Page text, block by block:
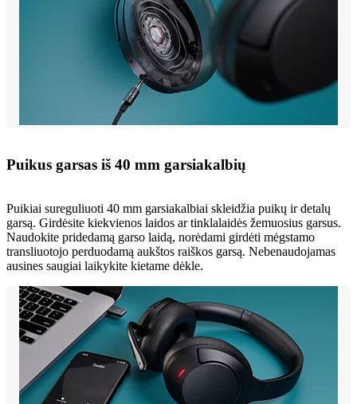
Puikus garsas iš 40 mm garsiakalbių
Puikiai sureguliuoti 40 mm garsiakalbiai skleidžia puikų ir detalų
garsą. Girdėsite kiekvienos laidos ar tinklalaidės žemuosius garsus.
Naudokite pridedamą garso laidą, norėdami girdėti mėgstamo
transliuotojo perduodamą aukštos raiškos garsą. Nebenaudojamas
ausines saugiai laikykite kietame dėkle.